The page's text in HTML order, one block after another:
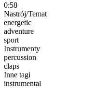
0:58
Nastrój/Temat
energetic
adventure
sport
Instrumenty
percussion
claps
Inne tagi
instrumental